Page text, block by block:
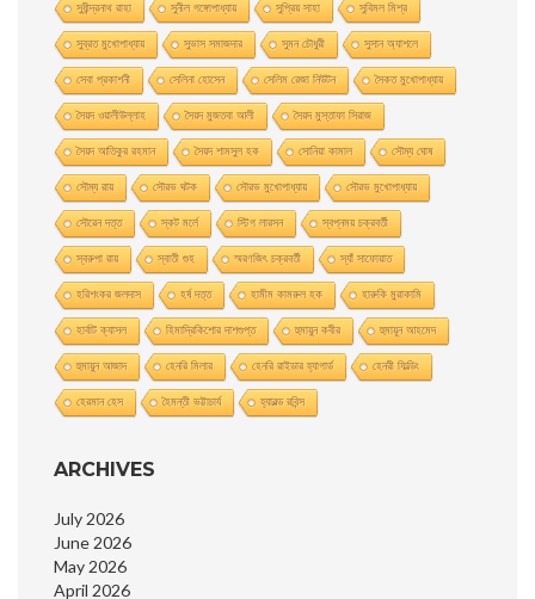
সুধীন্দ্রনাথ রাহা সুনীল গঙ্গোপাধ্যায় সুপ্রিয় সাহা সুবিমল মিশ্র
সুব্রত মুখোপাধ্যায় সুভাস সমাজদার সুমন চৌধুরী সুসান অ্যাশলে
সেবা প্রকাশনী সেলিনা হােসেন সেলিম রেজা নিউটন সৈকত মুখোপাধ্যায়
সৈয়দ ওয়ালীউল্লাহ সৈয়দ মুজতবা আলী সৈয়দ মুস্তাফা সিরাজ
সৈয়দ আতিকুর রহমান সৈয়দ শামসুল হক সোনিয়া কামাল সৌম্য ঘােষ
সৌম্য রায় সৌরভ ঘটক সৌরভ মুখােপাধ্যায় সৌরভ মুখোপাধ্যায়
সৌরেন দত্ত স্কট মর্লে স্টিগ লারসন স্বপ্নময় চক্রবর্তী
স্বরুপা রায় স্বাতী গুহ স্মরণজিৎ চক্রবর্তী স্যাঁ সাফোয়াত
হরিশংকর জলদাস হর্ষ দত্ত হামীম কামরুল হক হারুকি মুরাকামি
হার্বাট ক্যাসল হিমাদ্রিকিশাের দাশগুপ্ত হুমায়ুন কবীর হুমায়ূন আহমেদ
হুমায়ুন আজাদ হেনরি মিলার হেনরি রাইডার হ্যাগার্ড হেনরী ফিল্ডিং
হেরমান হেস হৈমন্তী ভট্টাচার্য হ্যারল্ড রবিন্স
ARCHIVES
July 2026
June 2026
May 2026
April 2026